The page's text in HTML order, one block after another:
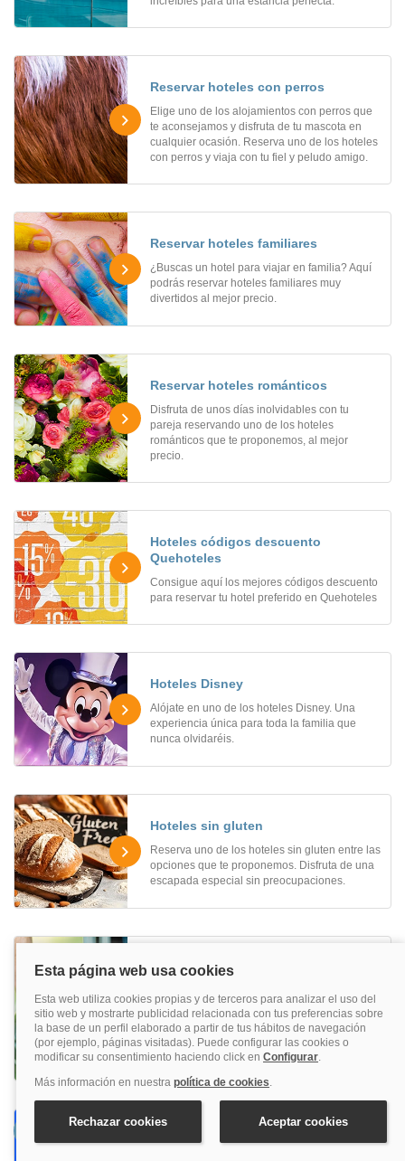
Reservar hoteles con perros
Elige uno de los alojamientos con perros que
te aconsejamos y disfruta de tu mascota en
cualquier ocasión. Reserva uno de los hoteles
con perros y viaja con tu fiel y peludo amigo.
Reservar hoteles familiares
¿Buscas un hotel para viajar en familia? Aquí
podrás reservar hoteles familiares muy
divertidos al mejor precio.
Reservar hoteles románticos
Disfruta de unos días inolvidables con tu
pareja reservando uno de los hoteles
románticos que te proponemos, al mejor
precio.
Hoteles códigos descuento
Quehoteles
Consigue aquí los mejores códigos descuento
para reservar tu hotel preferido en Quehoteles
Hoteles Disney
Alójate en uno de los hoteles Disney. Una
experiencia única para toda la familia que
nunca olvidaréis.
Hoteles sin gluten
Reserva uno de los hoteles sin gluten entre las
opciones que te proponemos. Disfruta de una
escapada especial sin preocupaciones.
Hoteles adaptados a personas con
¿Estás buscando hoteles adaptados a
personas con movilidad reducida? Aquí
encontrarás los hoteles adaptados ideales
para ti.
Hoteles paga con Aplazame hasta en